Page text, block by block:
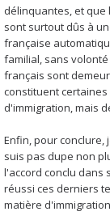
délinquantes, et que
sont surtout dûs à
française
familial, sans
français sont
constituent certaines
d'immigration, mais
Enfin, pour conclure,
suis pas dupe non
l'accord conclu dans
réussi ces derniers
matière